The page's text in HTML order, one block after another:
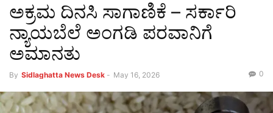
ಅಕ್ರಮ ದಿನಸಿ ಸಾಗಾಣಿಕೆ – ಸರ್ಕಾರಿ
ನ್ಯಾಯಬೆಲೆ ಅಂಗಡಿ ಪರವಾನಿಗೆ
ಅಮಾನತು
By Sidlaghatta News Desk - May 16, 2026 0